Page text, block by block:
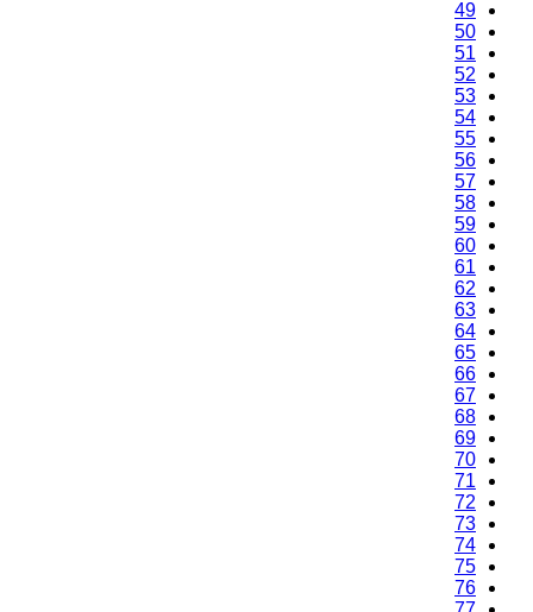
49
50
51
52
53
54
55
56
57
58
59
60
61
62
63
64
65
66
67
68
69
70
71
72
73
74
75
76